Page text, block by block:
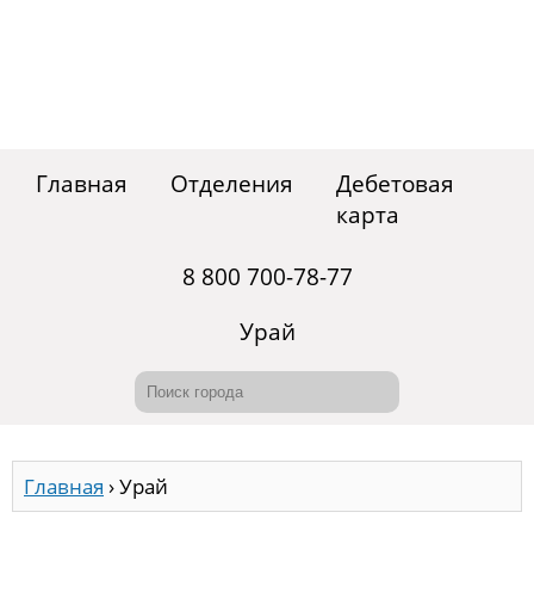
Главная Отделения
Дебетовая
карта
8 800 700-78-77
Урай
Главная ›Урай